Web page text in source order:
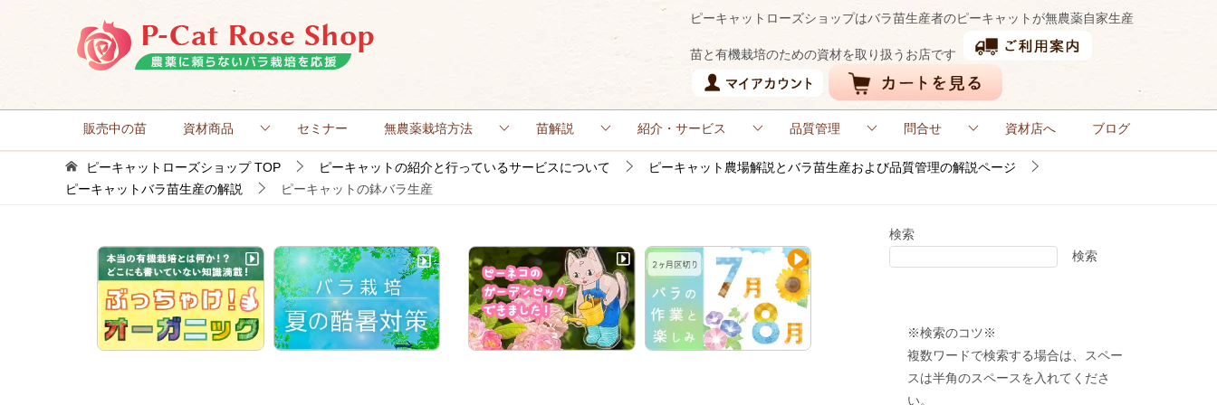
ピーキャットローズショップはバラ苗生産者のピーキャットが無農薬自家生産
苗と有機栽培のための資材を取り扱うお店です
販売中の苗 資材商品 セミナー 無農薬栽培方法 苗解説 紹介・サービス 品質管理 問合せ 資材店へ ブログ
ピーキャットローズショップTOP ピーキャットの紹介と行っているサービスについて
ピーキャット農場解説とバラ苗生産および品質管理の解説ページ
ピーキャットバラ苗生産の解説
ピーキャットの鉢バラ生産
検索
検索
※検索のコツ※
複数ワードで検索する場合は、スペー
スは半角のスペースを入れてくださ
い。